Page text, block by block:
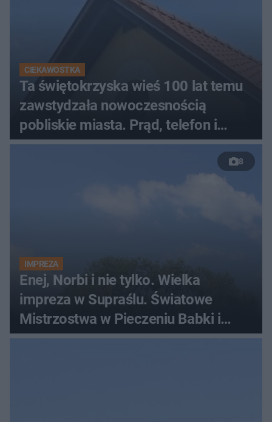
CIEKAWOSTKA
Ta świętokrzyska wieś 100 lat temu
zawstydzała nowoczesnością
pobliskie miasta. Prąd, telefon i
luksusowa auta
8
IMPREZA
Enej, Norbi i nie tylko. Wielka
impreza w Supraślu. Światowe
Mistrzostwa w Pieczeniu Babki i
Kiszki Ziemniaczanej